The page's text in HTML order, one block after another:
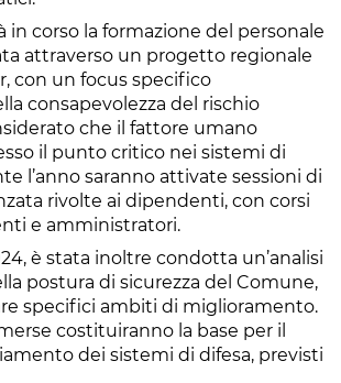
in corso la formazione del personale
attraverso un progetto regionale
con un focus specifico
consapevolezza del rischio
che il fattore umano
il punto critico nei sistemi di
l’anno saranno attivate sessioni di
rivolte ai dipendenti, con corsi
e amministratori.
è stata inoltre condotta un’analisi
postura di sicurezza del Comune,
specifici ambiti di miglioramento.
costituiranno la base per il
dei sistemi di difesa, previsti